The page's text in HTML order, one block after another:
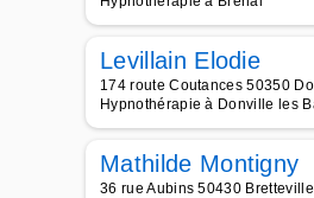
Levillain Elodie
174 route Coutances 50350
Hypnothérapie à Donville les
Mathilde Montigny
36 rue Aubins 50430